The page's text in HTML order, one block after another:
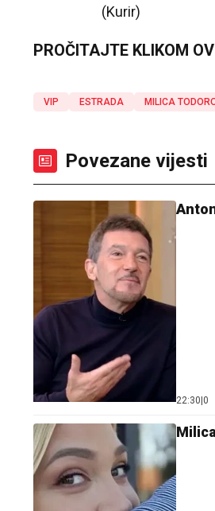
(Kurir)
PROČITAJTE KLIKOM
VIP ESTRADA MILICA
Povezane vijesti
22:30 0